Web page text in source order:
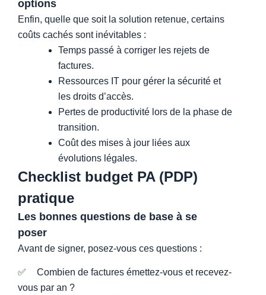
options
Enfin, quelle que soit la solution retenue, certains
coûts cachés sont inévitables :
Temps passé à corriger les rejets de
factures.
Ressources IT pour gérer la sécurité et
les droits d’accès.
Pertes de productivité lors de la phase de
transition.
Coût des mises à jour liées aux
évolutions légales.
Checklist budget PA (PDP)
pratique
Les bonnes questions de base à se
poser
Avant de signer, posez-vous ces questions :
Combien de factures émettez-vous et recevez-
vous par an ?